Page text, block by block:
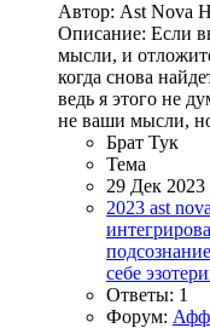
Автор: Ast Nova
Описание: Если
мысли, и
когда снова
ведь я этого не
не ваши мысли,
Брат Тук
Тема
29 Дек 2023
2023 ast nova
подсознание
себе
Ответы: 1
Форум: